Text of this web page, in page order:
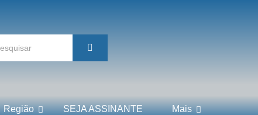
Região SEJA ASSINANTE Mais